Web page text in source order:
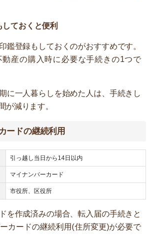
しておくと便利
鑑登録もしておくのがおすすめです。
動産の購入時に必要な手続きの1つで
に一人暮らしを始めた人は、手続きし
が減ります。
ードの継続利用
引っ越し当日から14日以内
マイナンバーカード
市役所、区役所
を作成済みの場合、転入届の手続きと
カードの継続利用(住所変更)が必要で